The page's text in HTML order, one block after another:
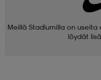
Meillä Stadiumilla on
löydät